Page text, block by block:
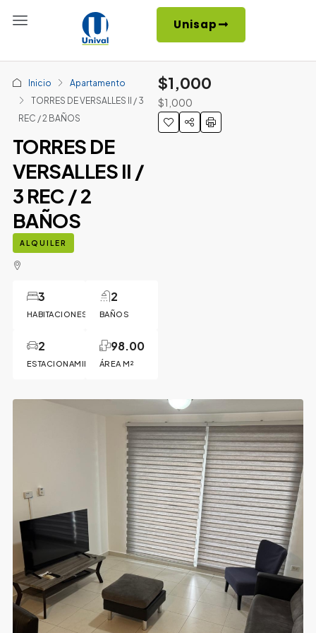
Unisap
Inicio
Apartamento
TORRES DE VERSALLES II / 3
REC / 2 BAÑOS
TORRES DE
VERSALLES II /
3 REC / 2
BAÑOS
ALQUILER
HABITACIONES
3
BAÑOS
2
ESTACIONAMIENTOS
2
ÁREA M²
98.00
$1,000
$1,000